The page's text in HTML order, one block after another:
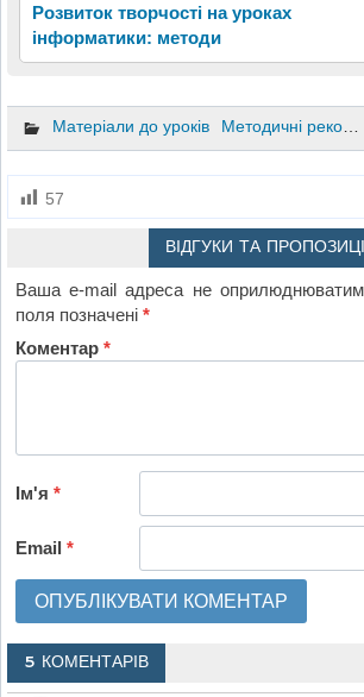
Розвиток творчості на уроках
інформатики: методи
Матеріали до уроків Методичні рекомендації
57
ВІДГУКИ ТА
Ваша e-mail адреса не
поля позначені*
Коментар*
Ім'я*
Email*
5 КОМЕНТАРІВ